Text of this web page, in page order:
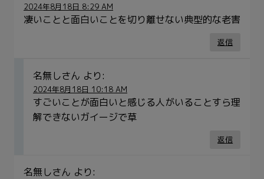
2024年8月18日 8:29 AM
凄いことと面白いことを切り離せない典型的な老害
返信
名無しさん より:
2024年8月18日 10:18 AM
すごいことが面白いと感じる人がいることすら理
解できないガイージで草
返信
名無しさん より: